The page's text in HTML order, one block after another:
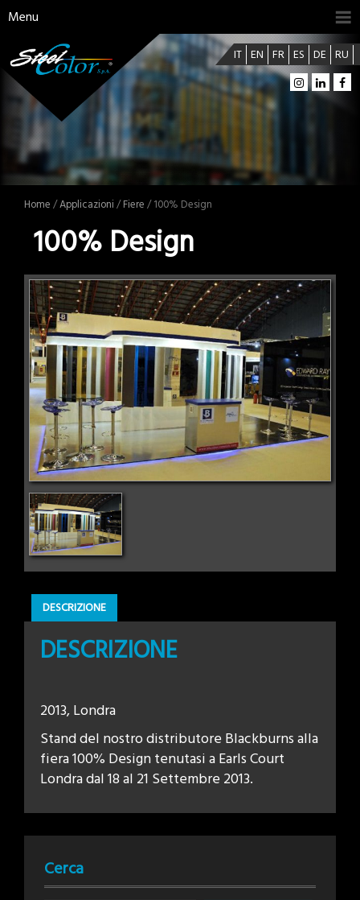
Menu
IT EN FR ES DE RU
Home /Applicazioni /Fiere / 100% Design
100% Design
DESCRIZIONE
DESCRIZIONE
2013, Londra
Stand del nostro distributore Blackburns alla
fiera 100% Design tenutasi a Earls Court
Londra dal 18 al 21 Settembre 2013.
Cerca